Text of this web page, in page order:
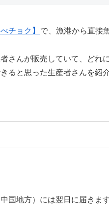
べチョク】 で、漁港から直接
さんが販売していて、どれ
ると思った生産者さんを紹介
国地方）には翌日に届きます